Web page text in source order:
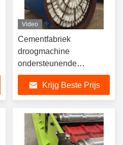
Video
Cementfabriek
droogmachine
ondersteunende
omgekeerde airbag
industriële
stofverzamelaar te koop
Krijg Beste Prijs